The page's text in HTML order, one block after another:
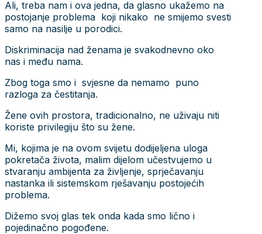
Ali, treba nam i ova jedna, da glasno ukažemo na
postojanje problema koji nikako ne smijemo svesti
samo na nasilje u porodici.
Diskriminacija nad ženama je svakodnevno oko
nas i među nama.
Zbog toga smo i svjesne da nemamo puno
razloga za čestitanja.
Žene ovih prostora, tradicionalno, ne uživaju niti
koriste privilegiju što su žene.
Mi, kojima je na ovom svijetu dodijeljena uloga
pokretača života, malim dijelom učestvujemo u
stvaranju ambijenta za življenje, sprječavanju
nastanka ili sistemskom rješavanju postojećih
problema.
Dižemo svoj glas tek onda kada smo lično i
pojedinačno pogođene.